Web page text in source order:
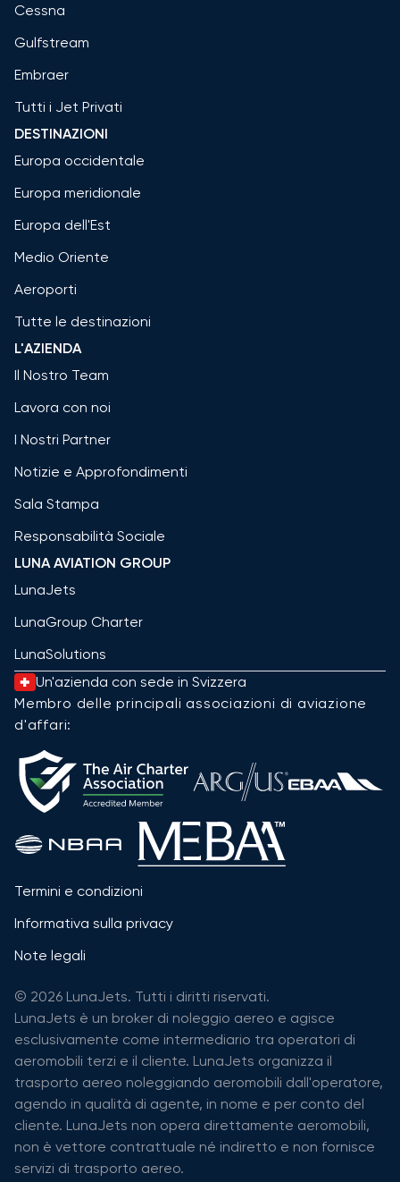
Cessna
Gulfstream
Embraer
Tutti i Jet Privati
DESTINAZIONI
Europa occidentale
Europa meridionale
Europa dell'Est
Medio Oriente
Aeroporti
Tutte le destinazioni
L'AZIENDA
Il Nostro Team
Lavora con noi
I Nostri Partner
Notizie e Approfondimenti
Sala Stampa
Responsabilità Sociale
LUNA AVIATION GROUP
LunaJets
LunaGroup Charter
LunaSolutions
Un'azienda con sede in Svizzera
Membro delle principali associazioni di aviazione
d'affari:
Termini e condizioni
Informativa sulla privacy
Note legali
© 2026 LunaJets. Tutti i diritti riservati.
LunaJets è un broker di noleggio aereo e agisce
esclusivamente come intermediario tra operatori di
aeromobili terzi e il cliente. LunaJets organizza il
trasporto aereo noleggiando aeromobili dall'operatore,
agendo in qualità di agente, in nome e per conto del
cliente. LunaJets non opera direttamente aeromobili,
non è vettore contrattuale né indiretto e non fornisce
servizi di trasporto aereo.